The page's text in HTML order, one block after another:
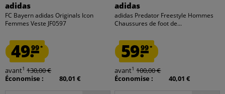
adidas
FC Bayern adidas Originals Icon
Femmes Veste JF0597
49.99*
avant1 130,00 €
Économise :
80,01 €
adidas
adidas Predator Freestyle Hommes
Chaussures de foot de...
59.99*
avant1 100,00 €
Économise :
40,01 €